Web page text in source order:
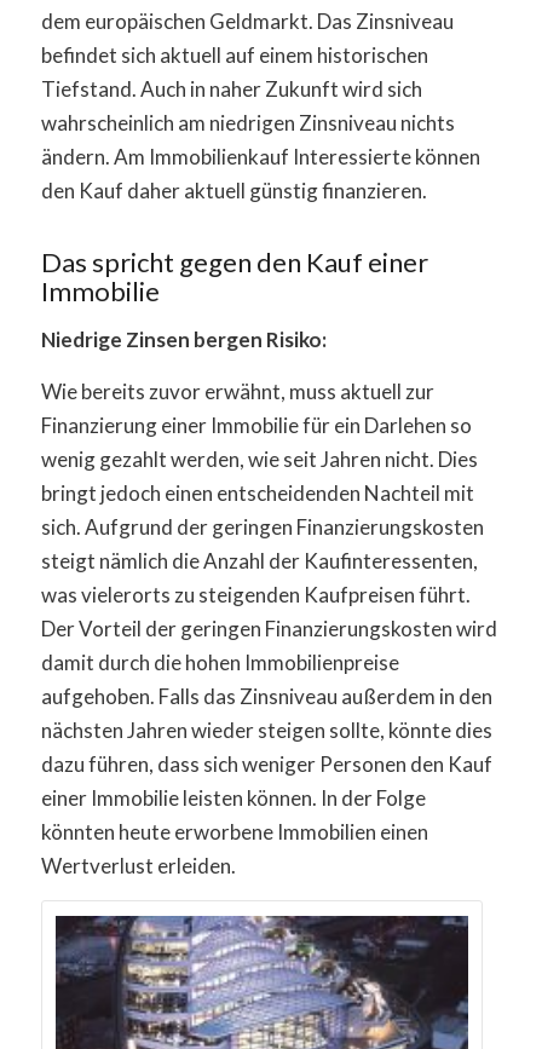
dem europäischen Geldmarkt. Das Zinsniveau
befindet sich aktuell auf einem historischen
Tiefstand. Auch in naher Zukunft wird sich
wahrscheinlich am niedrigen Zinsniveau nichts
ändern. Am Immobilienkauf Interessierte können
den Kauf daher aktuell günstig finanzieren.
Das spricht gegen den Kauf einer
Immobilie
Niedrige Zinsen bergen Risiko:
Wie bereits zuvor erwähnt, muss aktuell zur
Finanzierung einer Immobilie für ein Darlehen so
wenig gezahlt werden, wie seit Jahren nicht. Dies
bringt jedoch einen entscheidenden Nachteil mit
sich. Aufgrund der geringen Finanzierungskosten
steigt nämlich die Anzahl der Kaufinteressenten,
was vielerorts zu steigenden Kaufpreisen führt.
Der Vorteil der geringen Finanzierungskosten wird
damit durch die hohen Immobilienpreise
aufgehoben. Falls das Zinsniveau außerdem in den
nächsten Jahren wieder steigen sollte, könnte dies
dazu führen, dass sich weniger Personen den Kauf
einer Immobilie leisten können. In der Folge
könnten heute erworbene Immobilien einen
Wertverlust erleiden.